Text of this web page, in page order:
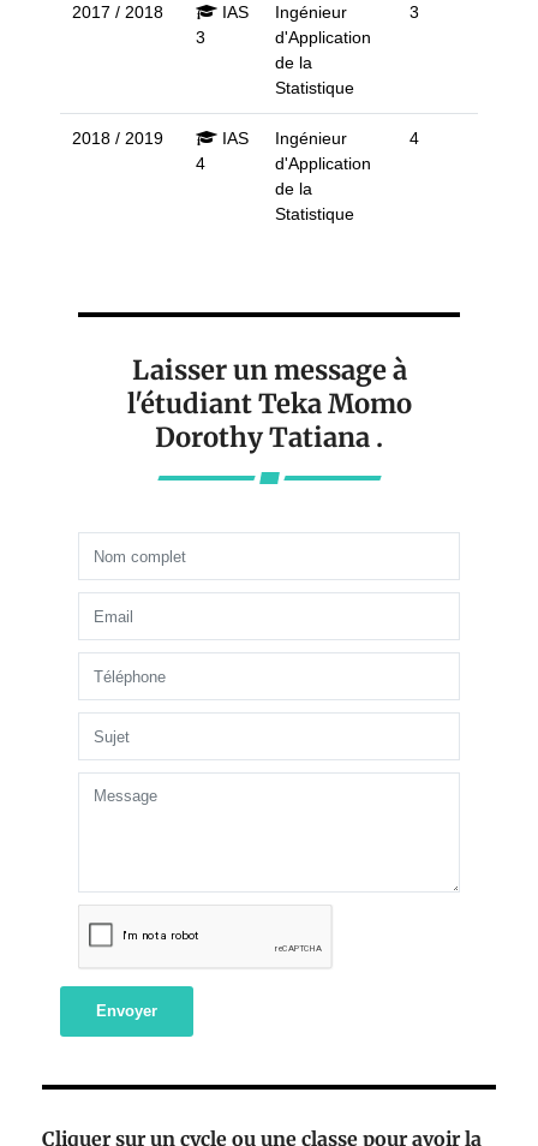
2017 / 2018
IAS
3
Ingénieur
d'Application
de la
Statistique
3
2018 / 2019
IAS
4
Ingénieur
d'Application
de la
Statistique
4
Laisser un message à
l'étudiant Teka Momo
Dorothy Tatiana .
Envoyer
Cliquer sur un cycle ou une classe pour avoir la